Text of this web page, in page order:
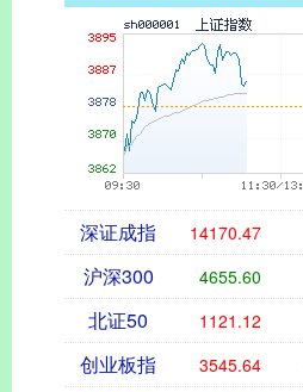
深证成指 14170.47
沪深300 4655.60
北证50 1121.12
创业板指 3545.64